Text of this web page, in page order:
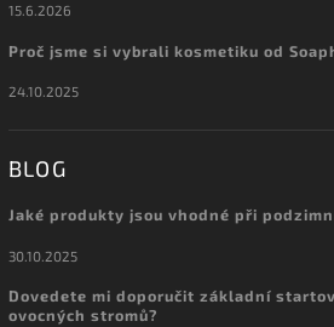
15.6.2026
Proč jsme si vybrali kosmetiku od
24.10.2025
BLOG
Jaké produkty jsou vhodné při
30.10.2025
Dovedete mi doporučit základní
ovocných stromů?